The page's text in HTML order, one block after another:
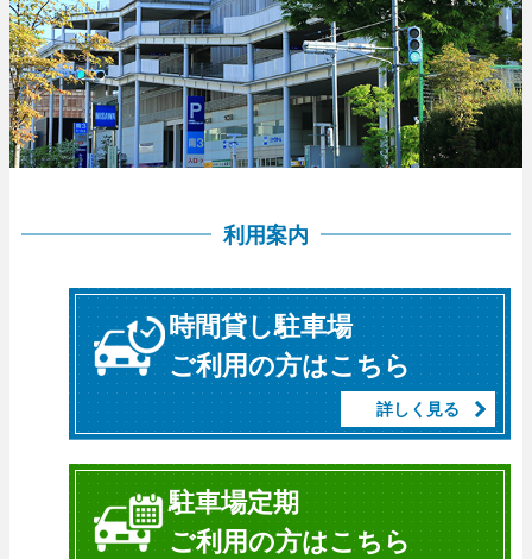
利用案内
時間貸し駐車場
ご利用の方はこちら
詳しく見る
駐車場定期
ご利用の方はこちら